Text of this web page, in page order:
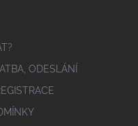
ODESLÁNÍ